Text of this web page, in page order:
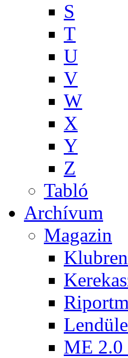
S
T
U
V
W
X
Y
Z
Tabló
Archívum
Magazin
ME 2.0